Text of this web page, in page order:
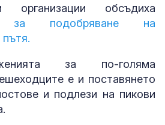
организации обсъдиха
за подобряване на
за по-голяма
е и поставянето
и подлези на пикови